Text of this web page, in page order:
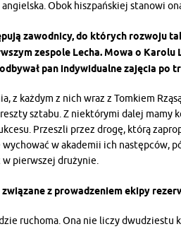
Obok hiszpańskiej stanowi
zawodnicy, do których rozwoju
zespole Lecha. Mowa o
pan indywidualne zajęcia po
z każdym z nich wraz z Tomkiem
sztabu. Z niektórymi dalej mamy
Przeszli przez drogę, którą
wychować w akademii ich następców,
w pierwszej drużynie.
z prowadzeniem ekipy
ruchoma. Ona nie liczy dwudziestu